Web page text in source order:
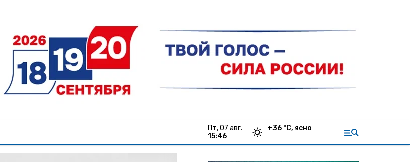
пт, 07 авг.
15:46
+36 °С, ясно